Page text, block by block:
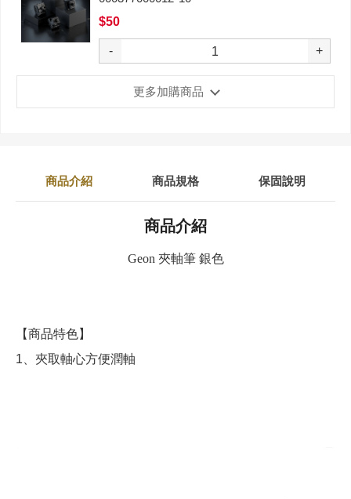
$50
- +
更多加購商品
商品介紹 商品規格 保固說明
商品介紹
Geon 夾軸筆 銀色
【商品特色】
1、夾取軸心方便潤軸